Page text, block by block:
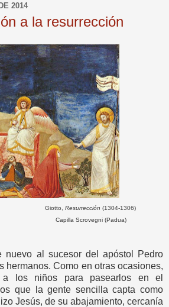
2014
a la resurrección
Giotto, Resurrección (1304-1306)
(Padua)
nuevo al sucesor del apóstol Pedro
hermanos. Como en otras ocasiones,
a los niños para pasearlos en el
que la gente sencilla capta como
Jesús, de su abajamiento, cercanía